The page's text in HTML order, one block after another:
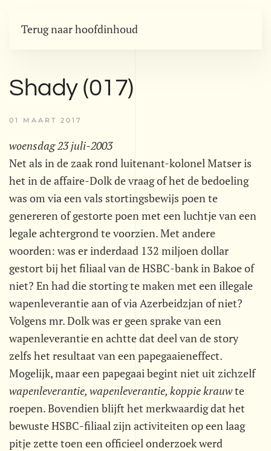
Terug naar hoofdinhoud
Shady (017)
01 MAART 2017
woensdag 23 juli-2003
Net als in de zaak rond luitenant-kolonel Matser is
het in de affaire-Dolk de vraag of het de bedoeling
was om via een vals stortingsbewijs poen te
genereren of gestorte poen met een luchtje van een
legale achtergrond te voorzien. Met andere
woorden: was er inderdaad 132 miljoen dollar
gestort bij het filiaal van de HSBC-bank in Bakoe of
niet? En had die storting te maken met een illegale
wapenleverantie aan of via Azerbeidzjan of niet?
Volgens mr. Dolk was er geen sprake van een
wapenleverantie en achtte dat deel van de story
zelfs het resultaat van een papegaaieneffect.
Mogelijk, maar een papegaai begint niet uit zichzelf
wapenleverantie, wapenleverantie, koppie krauw te
roepen. Bovendien blijft het merkwaardig dat het
bewuste HSBC-filiaal zijn activiteiten op een laag
pitje zette toen een officieel onderzoek werd